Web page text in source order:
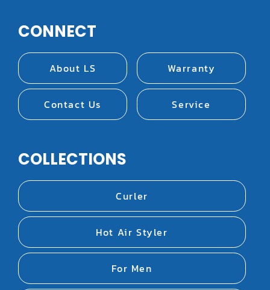
CONNECT
About LS
Contact Us
Warranty
Service
COLLECTIONS
Curler
Hot Air Styler
For Men